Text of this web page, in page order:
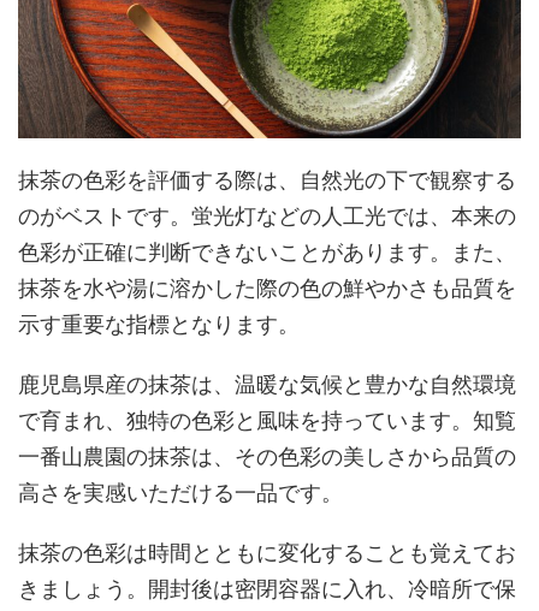
抹茶の色彩を評価する際は、自然光の下で観察する
のがベストです。蛍光灯などの人工光では、本来の
色彩が正確に判断できないことがあります。また、
抹茶を水や湯に溶かした際の色の鮮やかさも品質を
示す重要な指標となります。
鹿児島県産の抹茶は、温暖な気候と豊かな自然環境
で育まれ、独特の色彩と風味を持っています。知覧
一番山農園の抹茶は、その色彩の美しさから品質の
高さを実感いただける一品です。
抹茶の色彩は時間とともに変化することも覚えてお
きましょう。開封後は密閉容器に入れ、冷暗所で保